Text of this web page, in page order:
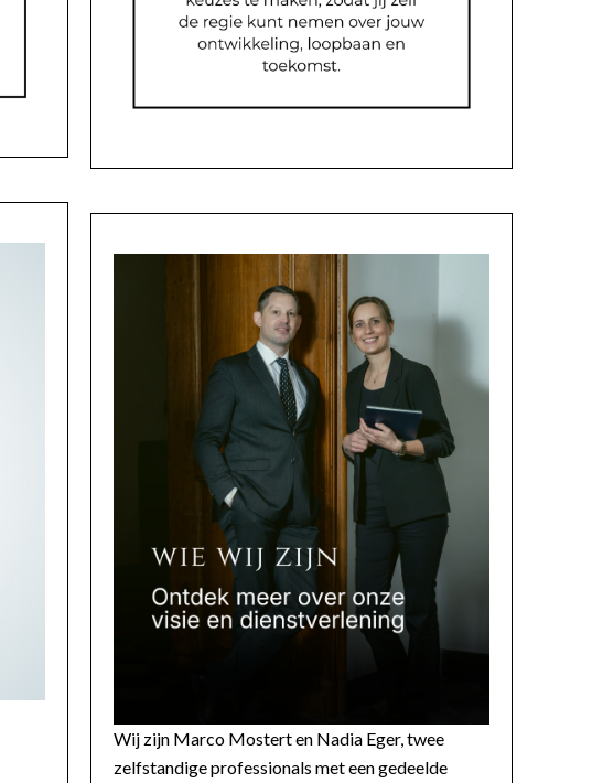
Wij zijn Marco Mostert en Nadia Eger, twee
zelfstandige professionals met een gedeelde